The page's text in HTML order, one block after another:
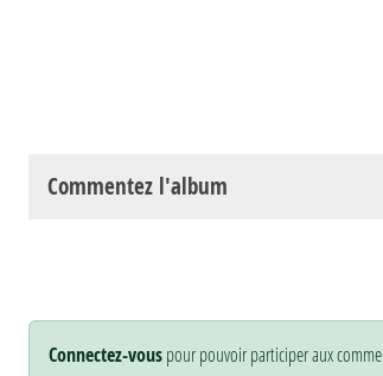
Commentez l'album
Connectez-vouspour pouvoir participer aux